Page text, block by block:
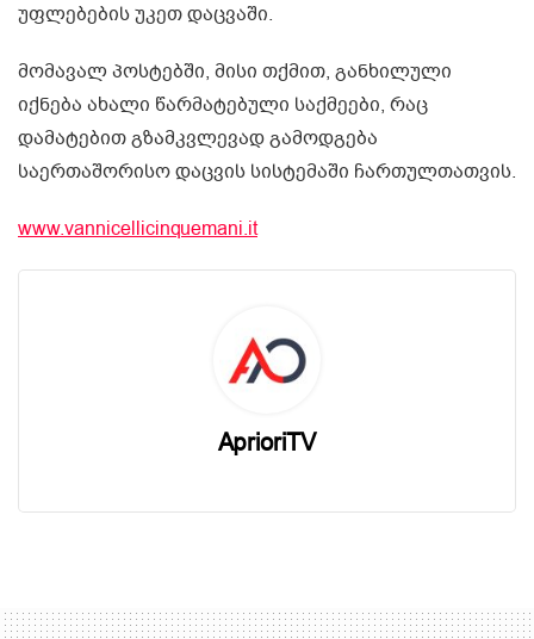
უფლებების უკეთ დაცვაში.
მომავალ პოსტებში, მისი თქმით, განხილული
იქნება ახალი წარმატებული საქმეები, რაც
დამატებით გზამკვლევად გამოდგება
საერთაშორისო დაცვის სისტემაში ჩართულთათვის.
www.vannicellicinquemani.it
AprioriTV